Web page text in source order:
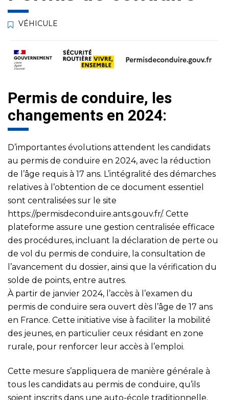
VÉHICULE
Permis de conduire, les
changements en 2024:
D’importantes évolutions attendent les candidats
au permis de conduire en 2024, avec la réduction
de l’âge requis à 17 ans. L’intégralité des démarches
relatives à l’obtention de ce document essentiel
sont centralisées sur le site
https://permisdeconduire.ants.gouv.fr/. Cette
plateforme assure une gestion centralisée efficace
des procédures, incluant la déclaration de perte ou
de vol du permis de conduire, la consultation de
l’avancement du dossier, ainsi que la vérification du
solde de points, entre autres.
À partir de janvier 2024, l’accès à l’examen du
permis de conduire sera ouvert dès l’âge de 17 ans
en France. Cette initiative vise à faciliter la mobilité
des jeunes, en particulier ceux résidant en zone
rurale, pour renforcer leur accès à l’emploi.
Cette mesure s’appliquera de manière générale à
tous les candidats au permis de conduire, qu’ils
soient inscrits dans une auto-école traditionnelle,